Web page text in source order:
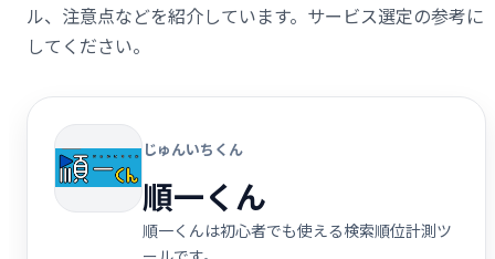
ル、注意点などを紹介しています。サービス選定の参考に
してください。
じゅんいちくん
順一くん
順一くんは初心者でも使える検索順位計測ツ